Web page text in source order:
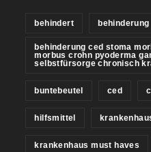
behindert behinderung
behinderung ced stoma
morbus crohn pyoderma
selbstfürsorge chronisch
buntebeutel ced
hilfsmittel
krankenhaus must haves